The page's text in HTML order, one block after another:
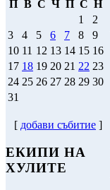
П В С Ч П С Н
1
2
3
4 5 6 7 8
9
10 11 12 13 14 15 16
17 18 19 20 21 22 23
24 25 26 27 28 29 30
31
[ добави събитие ]
ЕКИПИ НА
ХУЛИТЕ